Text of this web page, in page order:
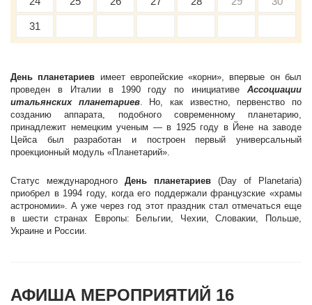
31
День планетариев имеет европейские «корни», впервые он был
проведен в Италии в 1990 году по инициативе Ассоциации
итальянских планетариев. Но, как известно, первенство по
созданию аппарата, подобного современному планетарию,
принадлежит немецким ученым — в 1925 году в Йене на заводе
Цейса был разработан и построен первый универсальный
проекционный модуль «Планетарий».
Статус международного День планетариев (Day of Planetaria)
приобрел в 1994 году, когда его поддержали французские «храмы
астрономии». А уже через год этот праздник стал отмечаться еще
в шести странах Европы: Бельгии, Чехии, Словакии, Польше,
Украине и России.
АФИША МЕРОПРИЯТИЙ 16